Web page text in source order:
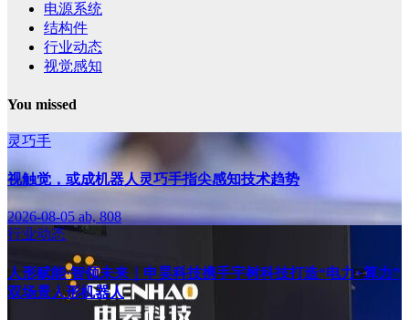
电源系统
结构件
行业动态
视觉感知
You missed
灵巧手
视触觉，或成机器人灵巧手指尖感知技术趋势
2026-08-05ab, 808
行业动态
人形赋能·智领未来｜申昊科技携手宇树科技打造“电力+算力”
双场景人形机器人